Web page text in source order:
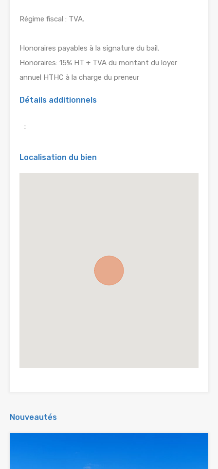
Régime fiscal : TVA.
Honoraires payables à la signature du bail.
Honoraires: 15% HT + TVA du montant du loyer
annuel HTHC à la charge du preneur
Détails additionnels
:
Localisation du bien
Nouveautés